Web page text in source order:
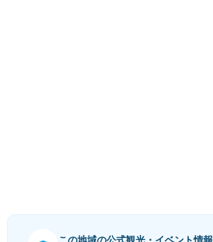
この地域の公式観光・イベント情報